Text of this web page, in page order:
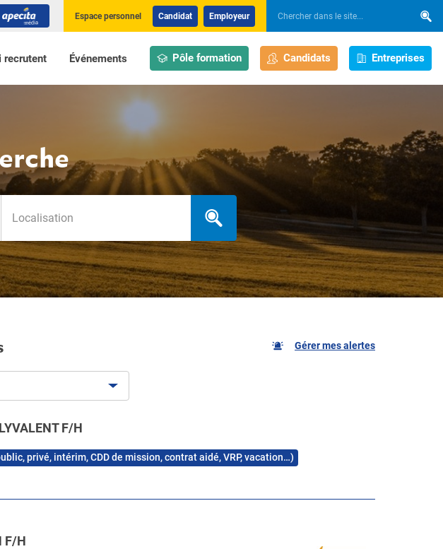
recrutent Événements Pôle formation Candidats Entreprises
Espace personnel Candidat Employeur
Gérer mes alertes
F/H
privé, intérim, CDD de mission, contrat aidé, VRP, vacation…)
F/H